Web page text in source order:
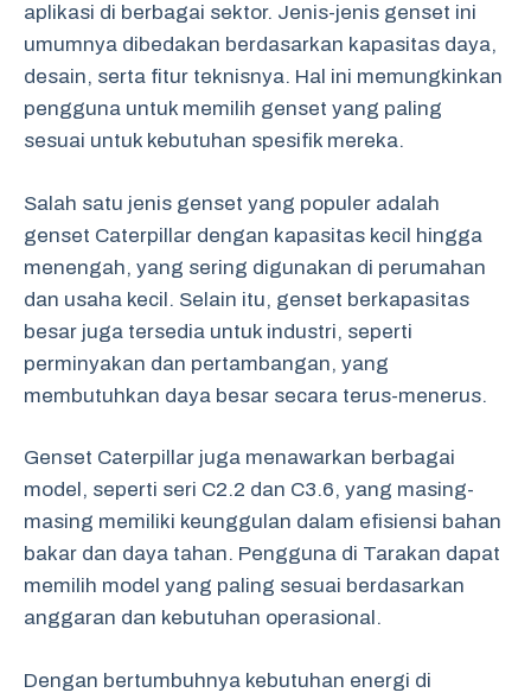
aplikasi di berbagai sektor. Jenis-jenis genset ini
umumnya dibedakan berdasarkan kapasitas daya,
desain, serta fitur teknisnya. Hal ini memungkinkan
pengguna untuk memilih genset yang paling
sesuai untuk kebutuhan spesifik mereka.
Salah satu jenis genset yang populer adalah
genset Caterpillar dengan kapasitas kecil hingga
menengah, yang sering digunakan di perumahan
dan usaha kecil. Selain itu, genset berkapasitas
besar juga tersedia untuk industri, seperti
perminyakan dan pertambangan, yang
membutuhkan daya besar secara terus-menerus.
Genset Caterpillar juga menawarkan berbagai
model, seperti seri C2.2 dan C3.6, yang masing-
masing memiliki keunggulan dalam efisiensi bahan
bakar dan daya tahan. Pengguna di Tarakan dapat
memilih model yang paling sesuai berdasarkan
anggaran dan kebutuhan operasional.
Dengan bertumbuhnya kebutuhan energi di